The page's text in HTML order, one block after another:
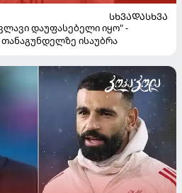
ᲡᲮᲕᲐᲓᲐᲡᲮᲕᲐ
დაუფასებელი იყო" -
ისაუბრა